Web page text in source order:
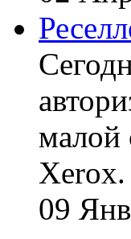
малой
Xerox.
09